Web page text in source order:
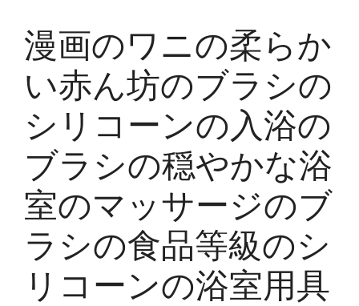
漫画のワニの柔らか
い赤ん坊のブラシの
シリコーンの入浴の
ブラシの穏やかな浴
室のマッサージのブ
ラシの食品等級のシ
リコーンの浴室用具